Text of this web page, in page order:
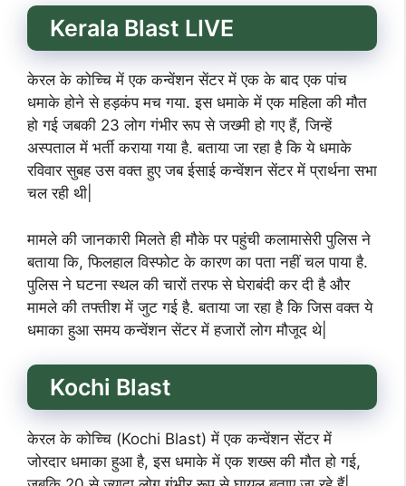
Kerala Blast LIVE
केरल के कोच्चि में एक कन्वेंशन सेंटर में एक के बाद एक पांच
धमाके होने से हड़कंप मच गया. इस धमाके में एक महिला की मौत
हो गई जबकी 23 लोग गंभीर रूप से जख्मी हो गए हैं, जिन्हें
अस्पताल में भर्ती कराया गया है. बताया जा रहा है कि ये धमाके
रविवार सुबह उस वक्त हुए जब ईसाई कन्वेंशन सेंटर में प्रार्थना सभा
चल रही थी|
मामले की जानकारी मिलते ही मौके पर पहुंची कलामासेरी पुलिस ने
बताया कि, फिलहाल विस्फोट के कारण का पता नहीं चल पाया है.
पुलिस ने घटना स्थल की चारों तरफ से घेराबंदी कर दी है और
मामले की तफ्तीश में जुट गई है. बताया जा रहा है कि जिस वक्त ये
धमाका हुआ समय कन्वेंशन सेंटर में हजारों लोग मौजूद थे|
Kochi Blast
केरल के कोच्चि (Kochi Blast) में एक कन्वेंशन सेंटर में
जोरदार धमाका हुआ है, इस धमाके में एक शख्स की मौत हो गई,